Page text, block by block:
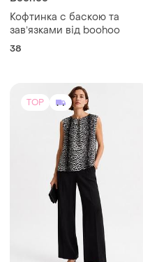
Кофтинка с баскою та
завʼязками від boohoo
38
TOP